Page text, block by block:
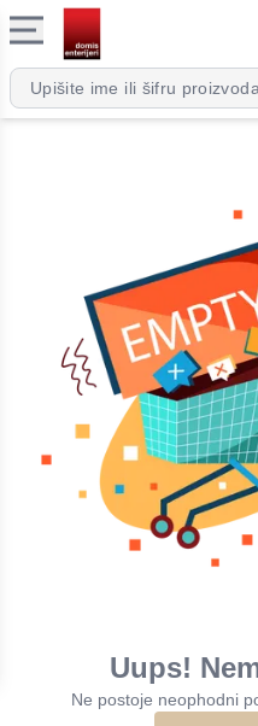
Uups!
Ne postoje neophodni